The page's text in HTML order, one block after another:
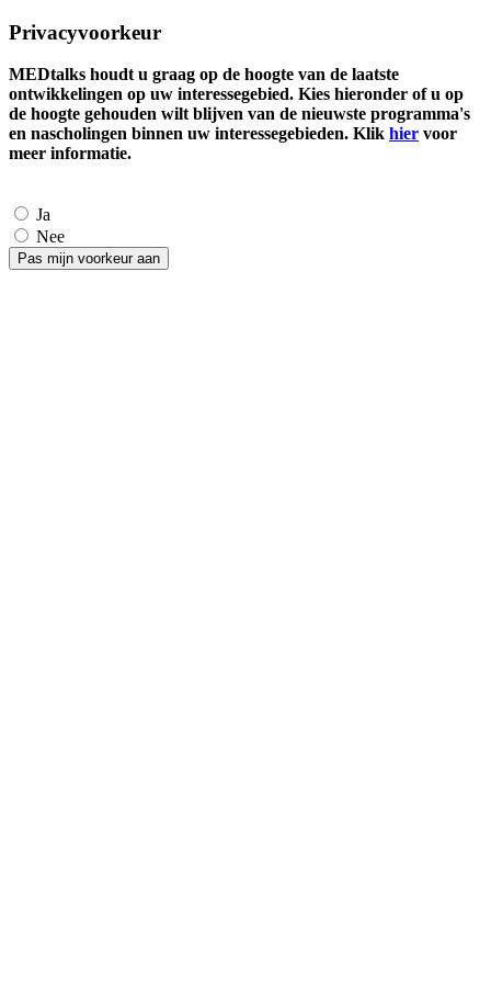
Privacyvoorkeur
MEDtalks houdt u graag op de hoogte van de laatste
ontwikkelingen op uw interessegebied. Kies hieronder of u op
de hoogte gehouden wilt blijven van de nieuwste programma's
en nascholingen binnen uw interessegebieden. Klik hier voor
meer informatie.
Ja
Nee